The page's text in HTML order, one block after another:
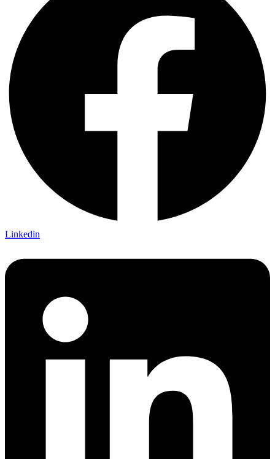
Linkedin